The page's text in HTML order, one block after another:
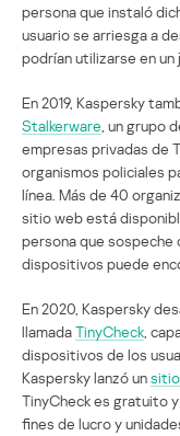
persona que instaló
usuario se arriesga a
podrían utilizarse en un
En 2019, Kaspersky
Stalkerware, un grupo
empresas privadas de
organismos policiales
línea. Más de 40
sitio web está
persona que sospeche
dispositivos puede
En 2020, Kaspersky
llamadaTinyCheck,
dispositivos de los
Kaspersky lanzó un
TinyCheck es gratuito
fines de lucro y